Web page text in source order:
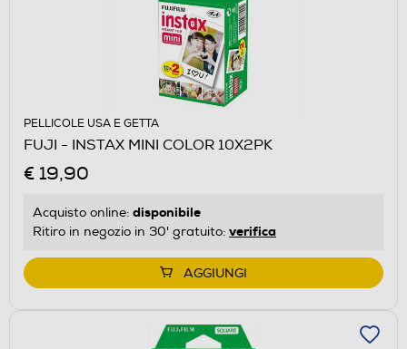
PELLICOLE USA E GETTA
FUJI - INSTAX MINI COLOR 10X2PK
€ 19,90
Acquisto online: disponibile
Ritiro in negozio in 30' gratuito: verifica
AGGIUNGI